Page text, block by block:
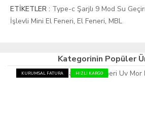
ETİKETLER : Type-c Şarjlı 9 Mod Su
İşlevli Mini El Feneri, El Feneri, MBL
Kategorinin Popüler
KURUMSAL FATURA HIZLI KARGO